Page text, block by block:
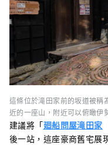
這條位於滝田家前的坂道被稱
近的一座山，附近可以俯瞰伊
建議將「廻船問屋滝田家
後一站，這座豪商舊宅展